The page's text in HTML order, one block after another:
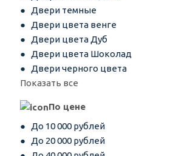
Двери темные
Двери цвета венге
Двери цвета Дуб
Двери цвета Шоколад
Двери черного цвета
Показать все
По цене
До 10 000 рублей
До 20 000 рублей